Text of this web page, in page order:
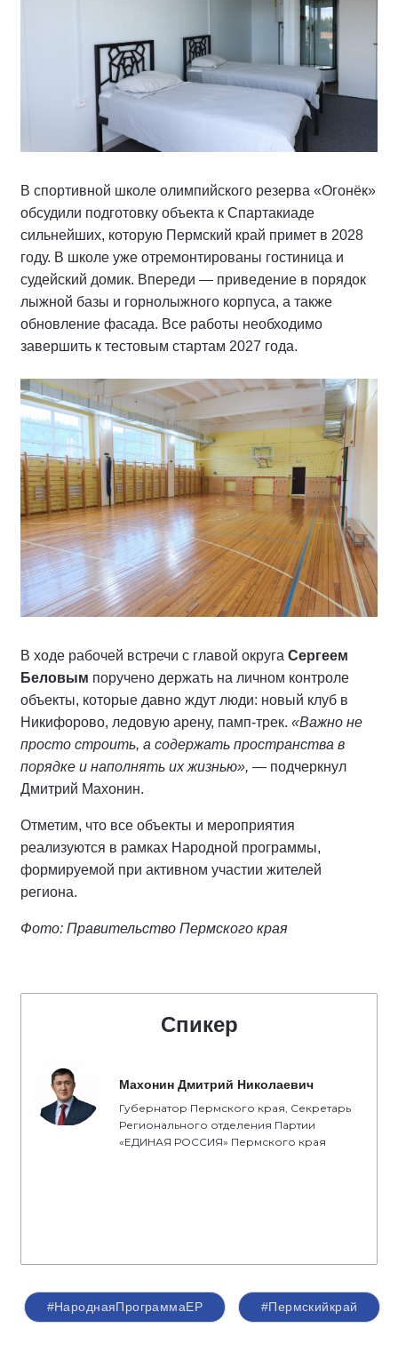
В спортивной школе олимпийского резерва «Огонёк»
обсудили подготовку объекта к Спартакиаде
сильнейших, которую Пермский край примет в 2028
году. В школе уже отремонтированы гостиница и
судейский домик. Впереди — приведение в порядок
лыжной базы и горнолыжного корпуса, а также
обновление фасада. Все работы необходимо
завершить к тестовым стартам 2027 года.
В ходе рабочей встречи с главой округа Сергеем
Беловым поручено держать на личном контроле
объекты, которые давно ждут люди: новый клуб в
Никифорово, ледовую арену, памп-трек. «Важно не
просто строить, а содержать пространства в
порядке и наполнять их жизнью», — подчеркнул
Дмитрий Махонин.
Отметим, что все объекты и мероприятия
реализуются в рамках Народной программы,
формируемой при активном участии жителей
региона.
Фото: Правительство Пермского края
Спикер
Махонин Дмитрий Николаевич
Губернатор Пермского края, Секретарь
Регионального отделения Партии
«ЕДИНАЯ РОССИЯ» Пермского края
#НароднаяПрограммаЕР #Пермскийкрай